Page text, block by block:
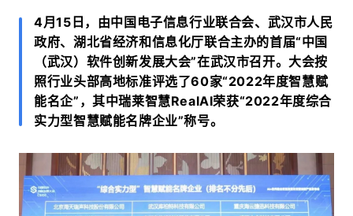
4月15日，由中国电子信息行业联合会、武汉市人民
政府、湖北省经济和信息化厅联合主办的首届“中国
（武汉）软件创新发展大会”在武汉市召开。大会按
照行业头部高地标准评选了60家“2022年度智慧赋
能名企”，其中瑞莱智慧RealAI荣获“2022年度综合
实力型智慧赋能名牌企业”称号。